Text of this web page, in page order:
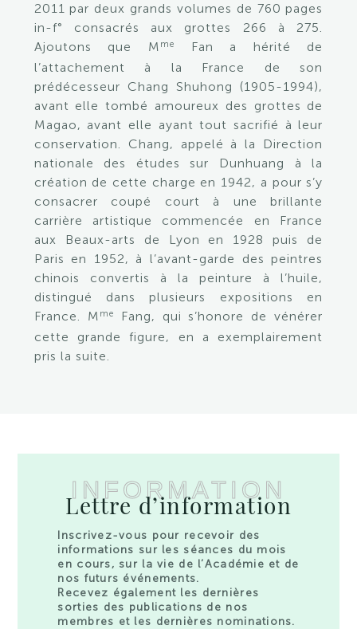
2011 par deux grands volumes de 760 pages
in-f° consacrés aux grottes 266 à 275.
Ajoutons que M me
Fan a hérité de
l’attachement à la France de son
prédécesseur Chang Shuhong (1905-1994),
avant elle tombé amoureux des grottes de
Magao, avant elle ayant tout sacrifié à leur
conservation. Chang, appelé à la Direction
nationale des études sur Dunhuang à la
création de cette charge en 1942, a pour s’y
consacrer coupé court à une brillante
carrière artistique commencée en France
aux Beaux-arts de Lyon en 1928 puis de
Paris en 1952, à l’avant-garde des peintres
chinois convertis à la peinture à l’huile,
distingué dans plusieurs expositions en
France. M me
Fang, qui s’honore de vénérer
cette grande figure, en a exemplairement
pris la suite.
INFORMATION
Lettre d’information
Inscrivez-vous pour recevoir des
informations sur les séances du mois
en cours, sur la vie de l’Académie et de
nos futurs événements.
Recevez également les dernières
sorties des publications de nos
membres et les dernières nominations.